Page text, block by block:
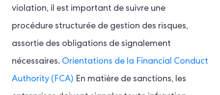
violation, il est important de suivre une
procédure structurée de gestion des risques,
assortie des obligations de signalement
nécessaires. Orientations de la Financial Conduct
Authority (FCA) En matière de sanctions, les